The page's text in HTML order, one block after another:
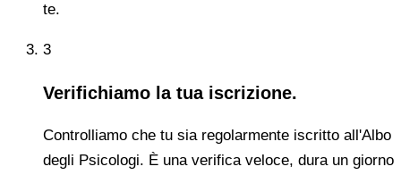
te.
3
Verifichiamo la tua iscrizione.
Controlliamo che tu sia regolarmente iscritto all'Albo
degli Psicologi. È una verifica veloce, dura un giorno